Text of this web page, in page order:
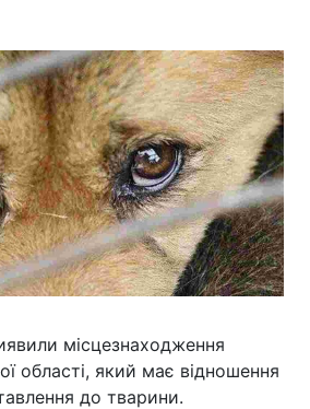
місцезнаходження
області, який має відношення
до тварини.